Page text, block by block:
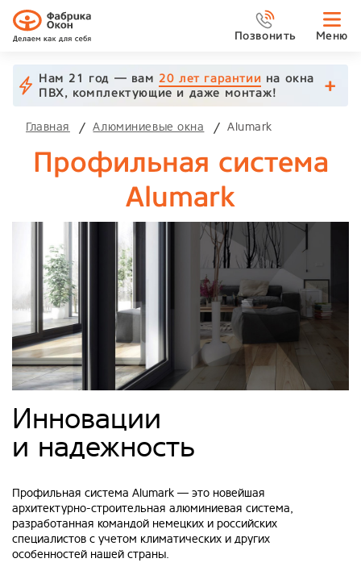
Позвонить Меню
Нам 21 год — вам 20 лет гарантии на окна
ПВХ, комплектующие и даже монтаж!
Главная Алюминиевые окна Alumark
Профильная система
Alumark
Инновации
и надежность
Профильная система Alumark — это новейшая
архитектурно-строительная алюминиевая система,
разработанная командой немецких и российских
специалистов с учетом климатических и других
особенностей нашей страны.